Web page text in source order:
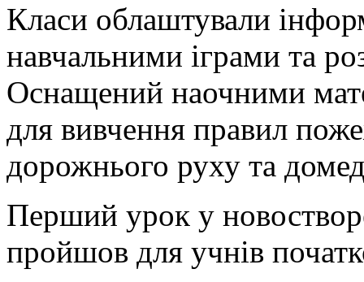
Класи облаштували
навчальними іграми та
Оснащений наочними
для вивчення правил
дорожнього руху та
Перший урок у
пройшов для учнів